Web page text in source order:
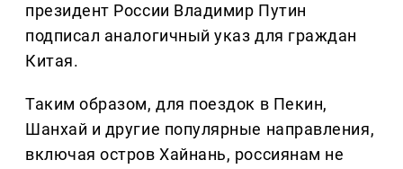
президент России Владимир Путин
подписал аналогичный указ для граждан
Китая.
Таким образом, для поездок в Пекин,
Шанхай и другие популярные направления,
включая остров Хайнань, россиянам не